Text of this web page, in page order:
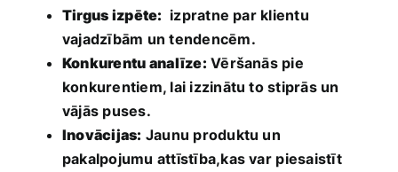
Tirgus⁤ izpēte: ​ izpratne par klientu
vajadzībām ‍un tendencēm.
Konkurentu ⁢analīze: Vēršanās pie
konkurentiem, lai izzinātu to stiprās un
vājās puses.
Inovācijas: Jaunu produktu un
pakalpojumu attīstība,kas var ⁢piesaistīt ​